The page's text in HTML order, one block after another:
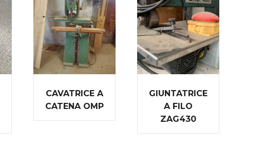
CAVATRICE A
CATENA OMP
GIUNTATRICE
A FILO
ZAG430